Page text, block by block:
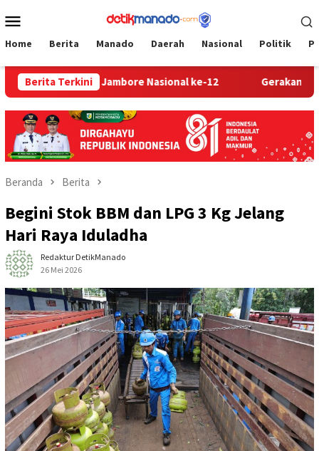
ke
Mobile
Home Berita Manado Daerah Nasional Politik
Berita Terkini
Jambore Nasional ke-12 Gerakan 10 Juta Bendera
Beranda Berita
Begini Stok BBM dan LPG 3 Kg Jelang
Hari Raya Iduladha
Redaktur DetikManado
26 Mei 2026